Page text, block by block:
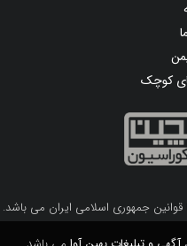
کوچک
جمهوری اسلامی ایران می باشد.